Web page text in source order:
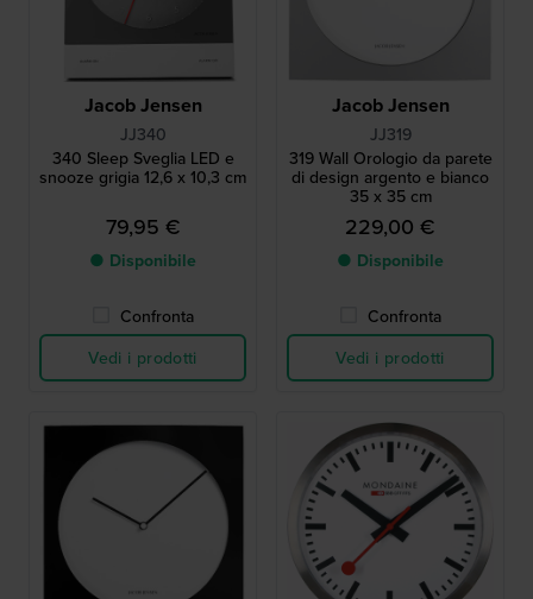
Jacob Jensen
JJ340
340 Sleep Sveglia LED e
snooze grigia 12,6 x 10,3 cm
79,95 €
● Disponibile
Confronta
Vedi i prodotti
Jacob Jensen
JJ319
319 Wall Orologio da parete
di design argento e bianco
35 x 35 cm
229,00 €
● Disponibile
Confronta
Vedi i prodotti